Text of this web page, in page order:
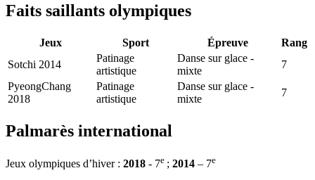
Faits saillants olympiques
Jeux Sport Épreuve
Rang
Sotchi 2014
Patinage
artistique
Danse sur glace -
mixte
7
PyeongChang
2018
Patinage
artistique
Danse sur glace -
mixte
7
Palmarès international
Jeux olympiques d’hiver : 2018 - 7e ; 2014 – 7e